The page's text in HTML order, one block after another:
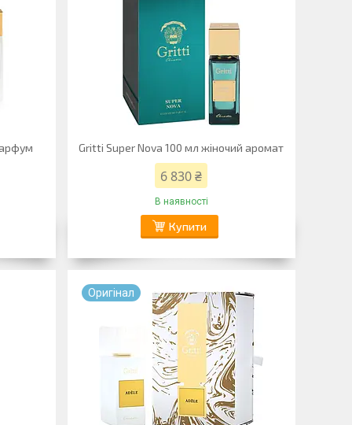
Gritti Super Nova 100 мл жіночий аромат
6 830 ₴
В наявності
Купити
Оригiнал